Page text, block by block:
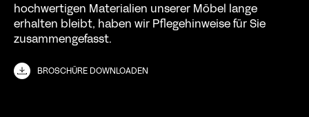
BROSCHÜRE DOWNLOADEN
hochwertigen Materialien unserer Möbel lange
erhalten bleibt, haben wir Pflegehinweise für Sie
zusammengefasst.